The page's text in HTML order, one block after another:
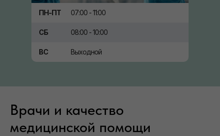
ВС
СБ
Выходной
08:00 - 10:00
07:00 - 11:00
ПН-ПТ
Врачи и качество
медицинской помощи